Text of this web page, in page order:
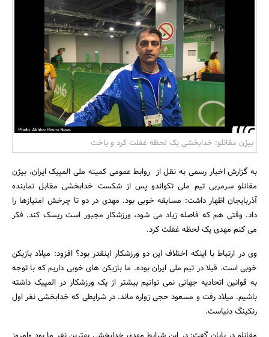
بانک، بیمه و سرمایه
مسکن و ساختمان
بیژن مقانلو: خدابخشی یک لحظه غفلت کرد و باخت
به گزارش اخبار رسمی به نقل از روابط عمومی کمیته ملی المپیک ایران، بیژن
مقانلو سرمربی تیم ملی تکواندو پس از شکست خدابخشی مقابل نماینده
آذربایجان اظهار داشت: مسابقه خوبی بود. مهدی در دو تا چرخش امتیازها را
داد. وقتی هم که فاصله زیاد می شود، ورزشکار مجبور است ریسک کند. فکر
می کنم مهدی یک لحظه غفلت کرد.
وی در ارتباط با اینکه اختلاف این دو ورزشکار اینقدر بود؟ افزود: میلاد بازیکن
خوبی است. قبلا در تیم ملی ایران بوده. ما بازیکن های خوبی داریم که با توجه
به قوانین اتحادیه جهانی نمی توانیم بیشتر از یک ورزشکار در المپیک داشته
باشیم. میلاد رفت و مسعود حجی زواره ماند. در شرایطی که خدابخشی نفر اول
رنکینگ دنیاست.